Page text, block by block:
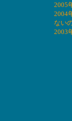
2005
2004
ない
2003